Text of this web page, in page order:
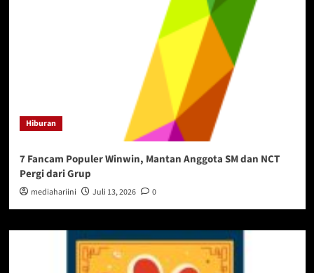
Hiburan
7 Fancam Populer Winwin, Mantan Anggota SM dan NCT
Pergi dari Grup
mediahariini Juli 13, 2026 0